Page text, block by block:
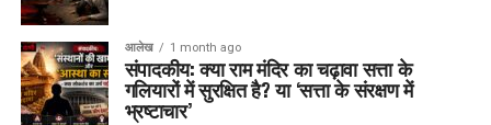
आलेख 1 month ago
संपादकीय: क्या राम मंदिर का चढ़ावा सत्ता के
गलियारों में सुरक्षित है? या ‘सत्ता के संरक्षण में
भ्रष्टाचार’